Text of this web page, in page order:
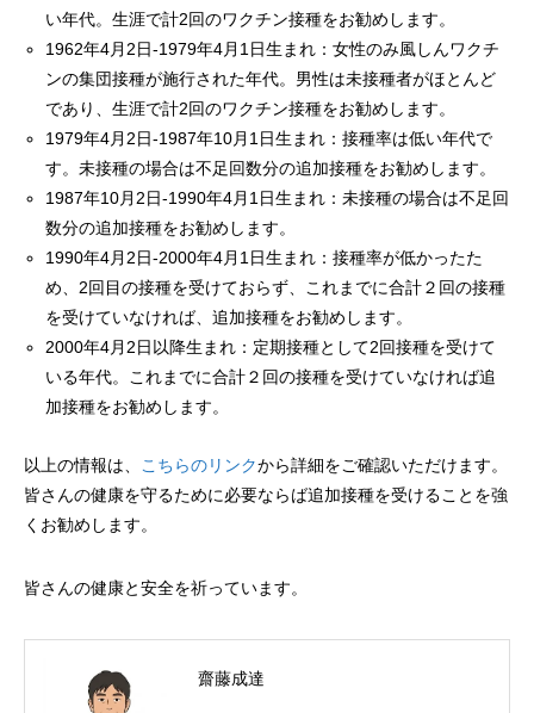
い年代。生涯で計2回のワクチン接種をお勧めします。
1962年4月2日-1979年4月1日生まれ：女性のみ風しんワクチ
ンの集団接種が施行された年代。男性は未接種者がほとんど
であり、生涯で計2回のワクチン接種をお勧めします。
1979年4月2日-1987年10月1日生まれ：接種率は低い年代で
す。未接種の場合は不足回数分の追加接種をお勧めします。
1987年10月2日-1990年4月1日生まれ：未接種の場合は不足回
数分の追加接種をお勧めします。
1990年4月2日-2000年4月1日生まれ：接種率が低かったた
め、2回目の接種を受けておらず、これまでに合計２回の接種
を受けていなければ、追加接種をお勧めします。
2000年4月2日以降生まれ：定期接種として2回接種を受けて
いる年代。これまでに合計２回の接種を受けていなければ追
加接種をお勧めします。
以上の情報は、 こちらのリンクから詳細をご確認いただけます。
皆さんの健康を守るために必要ならば追加接種を受けることを強
くお勧めします。
皆さんの健康と安全を祈っています。
齋藤成達